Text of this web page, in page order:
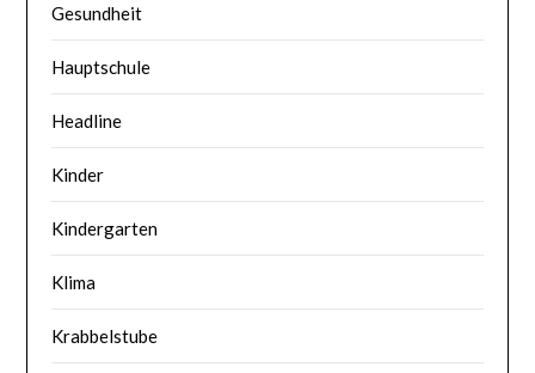
Gesundheit
Hauptschule
Headline
Kinder
Kindergarten
Klima
Krabbelstube